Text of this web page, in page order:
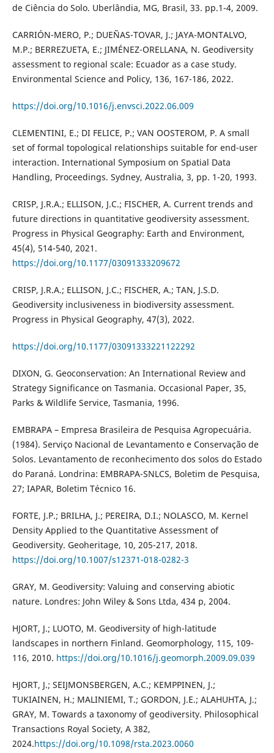
de Ciência do Solo. Uberlândia, MG, Brasil, 33. pp.1-4, 2009.
CARRIÓN-MERO, P.; DUEÑAS-TOVAR, J.; JAYA-MONTALVO,
M.P.; BERREZUETA, E.; JIMÉNEZ-ORELLANA, N. Geodiversity
assessment to regional scale: Ecuador as a case study.
Environmental Science and Policy, 136, 167-186, 2022.
https://doi.org/10.1016/j.envsci.2022.06.009
CLEMENTINI, E.; DI FELICE, P.; VAN OOSTEROM, P. A small
set of formal topological relationships suitable for end-user
interaction. International Symposium on Spatial Data
Handling, Proceedings. Sydney, Australia, 3, pp. 1-20, 1993.
CRISP, J.R.A.; ELLISON, J.C.; FISCHER, A. Current trends and
future directions in quantitative geodiversity assessment.
Progress in Physical Geography: Earth and Environment,
45(4), 514-540, 2021.
https://doi.org/10.1177/03091333209672
CRISP, J.R.A.; ELLISON, J.C.; FISCHER, A.; TAN, J.S.D.
Geodiversity inclusiveness in biodiversity assessment.
Progress in Physical Geography, 47(3), 2022.
https://doi.org/10.1177/03091333221122292
DIXON, G. Geoconservation: An International Review and
Strategy Significance on Tasmania. Occasional Paper, 35,
Parks & Wildlife Service, Tasmania, 1996.
EMBRAPA – Empresa Brasileira de Pesquisa Agropecuária.
(1984). Serviço Nacional de Levantamento e Conservação de
Solos. Levantamento de reconhecimento dos solos do Estado
do Paraná. Londrina: EMBRAPA-SNLCS, Boletim de Pesquisa,
27; IAPAR, Boletim Técnico 16.
FORTE, J.P.; BRILHA, J.; PEREIRA, D.I.; NOLASCO, M. Kernel
Density Applied to the Quantitative Assessment of
Geodiversity. Geoheritage, 10, 205-217, 2018.
https://doi.org/10.1007/s12371-018-0282-3
GRAY, M. Geodiversity: Valuing and conserving abiotic
nature. Londres: John Wiley & Sons Ltda, 434 p, 2004.
HJORT, J.; LUOTO, M. Geodiversity of high-latitude
landscapes in northern Finland. Geomorphology, 115, 109-
116, 2010. https://doi.org/10.1016/j.geomorph.2009.09.039
HJORT, J.; SEIJMONSBERGEN, A.C.; KEMPPINEN, J.;
TUKIAINEN, H.; MALINIEMI, T.; GORDON, J.E.; ALAHUHTA, J.;
GRAY, M. Towards a taxonomy of geodiversity. Philosophical
Transactions Royal Society, A 382,
2024.https://doi.org/10.1098/rsta.2023.0060